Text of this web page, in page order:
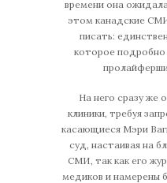
времени она
этом канадские
писать:
которое
На него сразу же
клиники, требуя
касающиеся Мэри
суд, настаивая на
СМИ, так как его
медиков и намерены